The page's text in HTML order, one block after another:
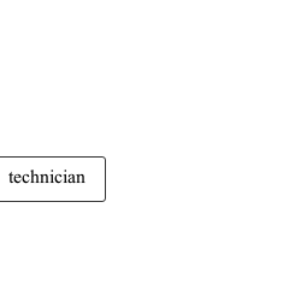
technician